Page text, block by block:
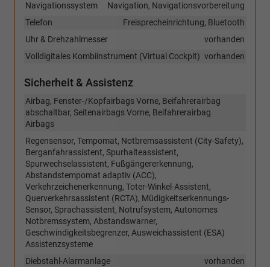
Navigation, Navigationsvorbereitung
Navigationssystem
Freisprecheinrichtung, Bluetooth
Telefon
vorhanden
Uhr & Drehzahlmesser
vorhanden
Volldigitales Kombiinstrument (Virtual Cockpit)
Sicherheit & Assistenz
Airbag, Fenster-/Kopfairbags Vorne, Beifahrerairbag
abschaltbar, Seitenairbags Vorne, Beifahrerairbag
Airbags
Regensensor, Tempomat, Notbremsassistent (City-Safety),
Berganfahrassistent, Spurhalteassistent,
Spurwechselassistent, Fußgängererkennung,
Abstandstempomat adaptiv (ACC),
Verkehrzeichenerkennung, Toter-Winkel-Assistent,
Querverkehrsassistent (RCTA), Müdigkeitserkennungs-
Sensor, Sprachassistent, Notrufsystem, Autonomes
Notbremssystem, Abstandswarner,
Geschwindigkeitsbegrenzer, Ausweichassistent (ESA)
Assistenzsysteme
vorhanden
Diebstahl-Alarmanlage